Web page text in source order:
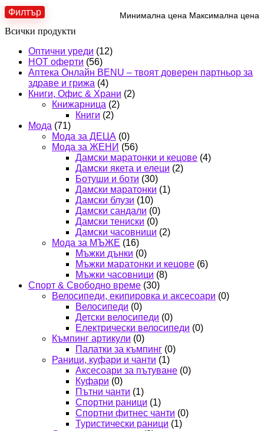
Минимална цена Максимална цена
Филтър
Всички продукти
Оптични уреди (12)
HOT оферти (56)
Аптека Онлайн BENU – твоят доверен партньор за
здраве и грижа (4)
Книги, Офис & Храни (2)
Книжарница (2)
Книги (2)
Мода (71)
Мода за ДЕЦА (0)
Мода за ЖЕНИ (56)
Дамски маратонки и кецове (4)
Дамски якета и елеци (2)
Ботуши и боти (30)
Дамски маратонки (1)
Дамски блузи (10)
Дамски сандали (0)
Дамски тениски (0)
Дамски часовници (2)
Мода за МЪЖЕ (16)
Мъжки дънки (0)
Мъжки маратонки и кецове (6)
Мъжки часовници (8)
Спорт & Свободно време (30)
Велосипеди, екипировка и аксесоари (0)
Велосипеди (0)
Детски велосипеди (0)
Електрически велосипеди (0)
Къмпинг артикули (0)
Палатки за къмпинг (0)
Раници, куфари и чанти (1)
Аксесоари за пътуване (0)
Куфари (0)
Пътни чанти (1)
Спортни раници (1)
Спортни фитнес чанти (0)
Туристически раници (1)